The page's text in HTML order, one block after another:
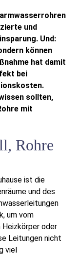
und
Und:
können
hat damit
bei
sollten,
mit
Rohre
ist die
und des
um vom
Heizkörper oder
Leitungen nicht
viel